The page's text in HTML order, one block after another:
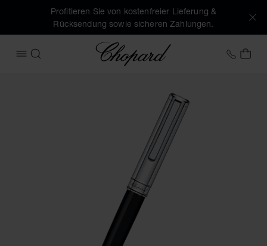
Profitieren Sie von kostenfreier Lieferung &
Rücksendung sowie sicheren Zahlungen.
MENÜ ÖFFNEN
SUCHEN
Chopard +43